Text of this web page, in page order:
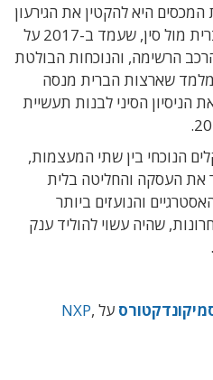
היא להקטין את הגירעון
המסחרי העצום של ארצות הברית מול סין, שעמד ב-2017 על
הרכב הרשימה, והנוכחות הבולטת
מלמד שארצות הברית מנסה
הסיני לבנות תעשיית
הנוכחי בין שתי המעצמות,
את העסקה והחליטה בלית
והנועזים ביותר
שהיה עשוי להוליד ענק
על NXP,